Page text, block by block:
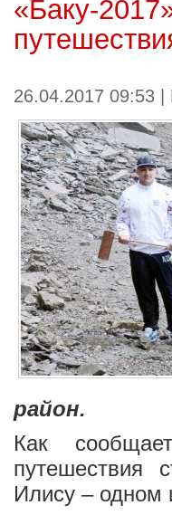
«Баку-
26.04.2017 09:53 |
район.
Как
путешествия
Илису – одном